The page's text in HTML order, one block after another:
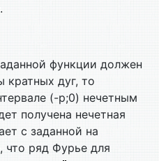
функции должен
кратных дуг, то
(-p;0) нечетным
получена нечетная
с заданной на
что ряд Фурье для